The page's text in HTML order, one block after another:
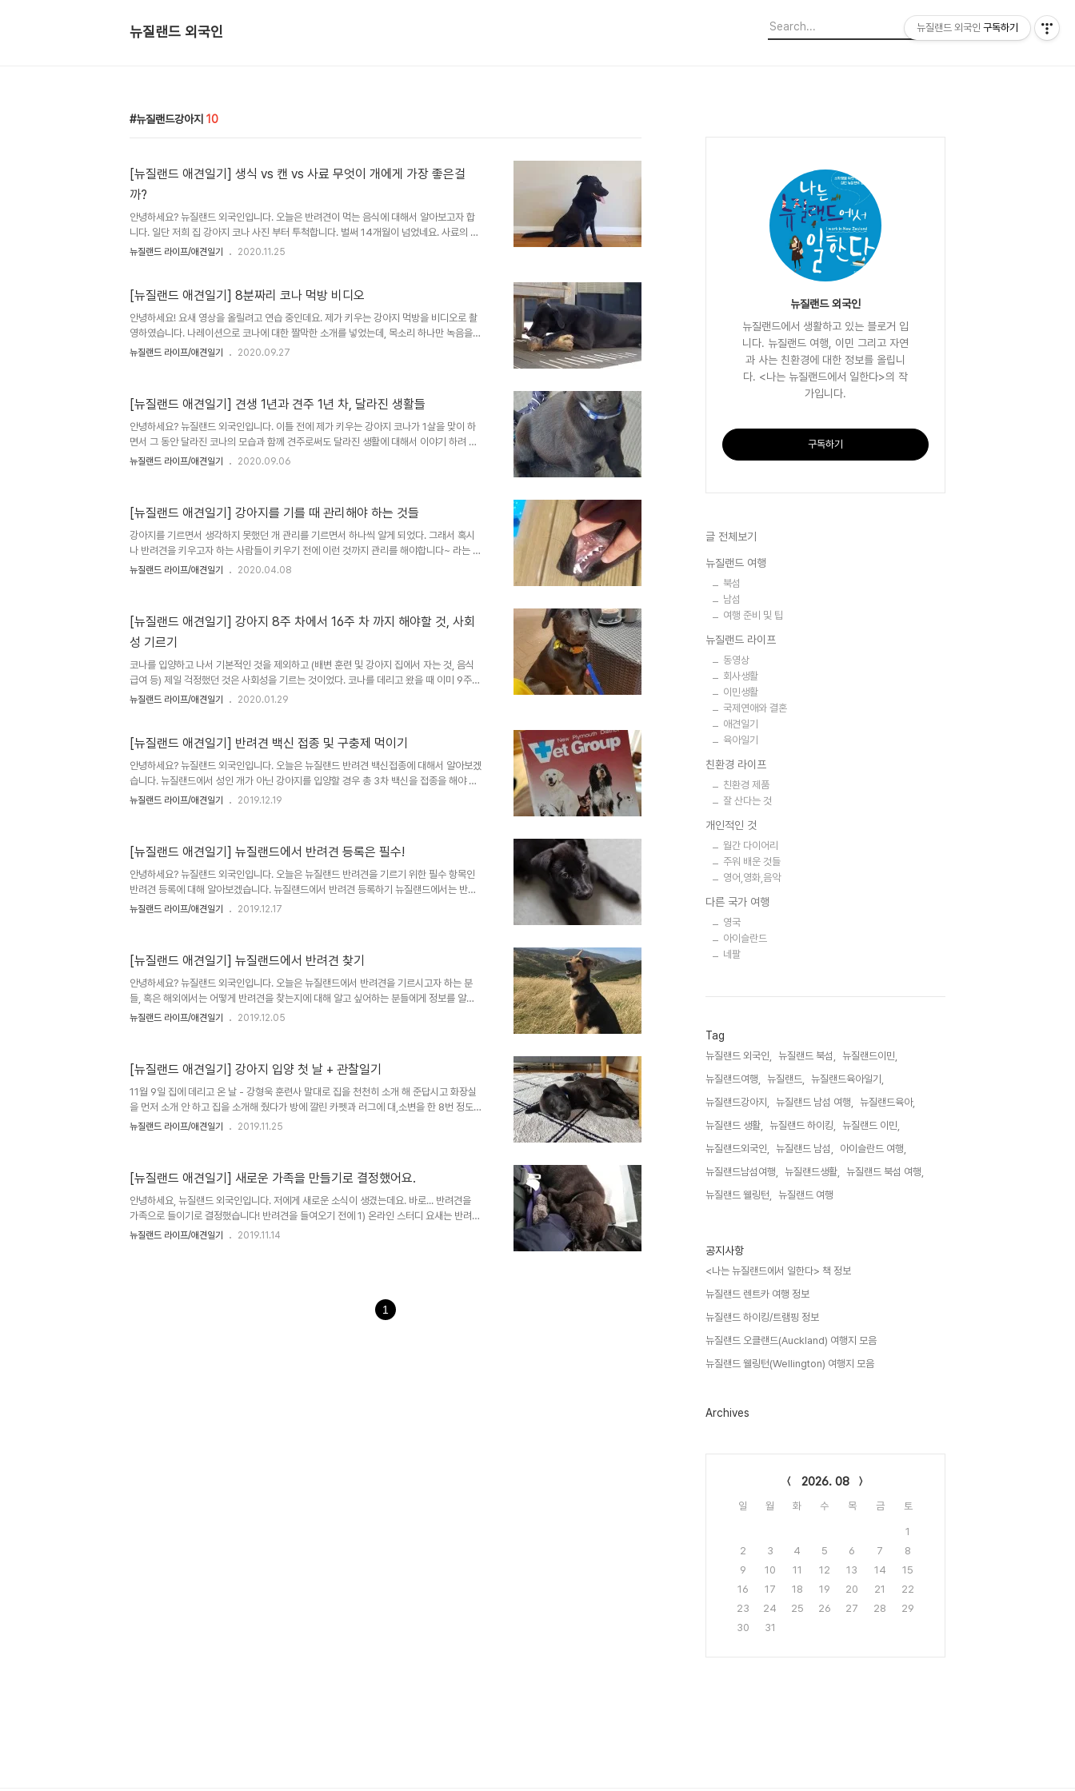
뉴질랜드 외국인
뉴질랜드강아지 10
[뉴질랜드 애견일기] 생식 vs 캔 vs 사료 무엇이 개에게 가장 좋은걸
까?
안녕하세요? 뉴질랜드 외국인입니다. 오늘은 반려견이 먹는 음식에 대해서 알아보고자 합
니다. 일단 저희 집 강아지 코나 사진 부터 투척합니다. 벌써 14개월이 넘었네요. 사료의 종
류 시중에서 구할 수 있는 개 사료 종류는 크게 3가지로 나뉘는 것 같습니다. 우리가 흔히
각의 장점과 단점을 비교하자면, Dry food(사료): 싸다, 구입하기 쉽다, 관리가 편하다, 영
를 잃는다, 탄수화물이 많이 포함되어 있어 위가 안 ..
뉴질랜드 라이프/애견일기 2020.11.25
[뉴질랜드 애견일기] 8분짜리 코나 먹방 비디오
안녕하세요! 요새 영상을 올릴려고 연습 중인데요. 제가 키우는 강아지 먹방을 비디오로 촬
영하였습니다. 나레이션으로 코나에 대한 짤막한 소개를 넣었는데, 목소리 하나만 녹음을
하는데 생각보다 시간이랑 연습이 많이 필요하네요! 그럼 재밌게 보셨길 바랍니다~ 뉴질랜
뉴질랜드 라이프/애견일기 2020.09.27
[뉴질랜드 애견일기] 견생 1년과 견주 1년 차, 달라진 생활들
안녕하세요? 뉴질랜드 외국인입니다. 이틀 전에 제가 키우는 강아지 코나가 1살을 맞이 하
면서 그 동안 달라진 코나의 모습과 함께 견주로써도 달라진 생활에 대해서 이야기 하려 합
니다. 견생 9주부터 1살까지 코나는 믹스견(종이 섞인 개)로 엄마는 화이트 셰퍼트 그리고
가거나 사람들을 만나는 것을 무서워 하는 것이었습니다. 사회성 부족이라기 보다는 같은
나이 또래의 강아지들은 엄청나게 활발해서 사람들에게 점프하거나 그러는데, 코나는 소파
밑에 ..
뉴질랜드 라이프/애견일기 2020.09.06
[뉴질랜드 애견일기] 강아지를 기를 때 관리해야 하는 것들
강아지를 기르면서 생각하지 못했던 개 관리를 기르면서 하나씩 알게 되었다. 그래서 혹시
나 반려견을 키우고자 하는 사람들이 키우기 전에 이런 것까지 관리를 해야합니다~ 라는 가
이드 차원에서 글을 몇가지 적고자 한다. 1 - 개도 자주 이를 닦아야 한다 개도 이빨을 닦아
하고 시작해야 한다. 강아지가 고집 부리면서 절대 안 닦으려고 하는데 끝까지 포기하면 안
된다. 2 - 발톱도 시기에 맞춰서 잘라줘야 한다. 강아지가 걸어다닐 때마다 바닥에 따각따
뉴질랜드 라이프/애견일기 2020.04.08
[뉴질랜드 애견일기] 강아지 8주 차에서 16주 차 까지 해야할 것, 사회
성 기르기
코나를 입양하고 나서 기본적인 것을 제외하고 (배변 훈련 및 강아지 집에서 자는 것, 음식
급여 등) 제일 걱정했던 것은 사회성을 기르는 것이었다. 코나를 데리고 왔을 때 이미 9주
차에 접어들고 있었는데, 9주 동안 엄마 개 밑에서 1차적인 지능 발달 등을 배웠지만 주인
것인가? 접종이 끝날 때까지 기다릴 것인가? 애견 샵 및 Vet(수의사) 등 관련 업종에 일하
가는 것을 가급적 지양하라고 제시한다. 접종 시기는 강아지 8주 때 1차 접..
뉴질랜드 라이프/애견일기 2020.01.29
[뉴질랜드 애견일기] 반려견 백신 접종 및 구충제 먹이기
안녕하세요? 뉴질랜드 외국인입니다. 오늘은 뉴질랜드 반려견 백신접종에 대해서 알아보겠
습니다. 뉴질랜드에서 성인 개가 아닌 강아지를 입양할 경우 총 3차 백신을 접종을 해야 합
니다. 1차 - 강아지가 8주 차에 접어들었을 때 2차 - 1차 접종 후 2주 뒤 (10주~12주 사이)
(Leptospirosis), 케넬 재채기(Kennel Cough)가 있습니다 (자세한 바이러스 정보는 아
래 더보기로 - 영어). 더보기 ParvoA ..
뉴질랜드 라이프/애견일기 2019.12.19
[뉴질랜드 애견일기] 뉴질랜드에서 반려견 등록은 필수!
안녕하세요? 뉴질랜드 외국인입니다. 오늘은 뉴질랜드 반려견을 기르기 위한 필수 항목인
반려견 등록에 대해 알아보겠습니다. 뉴질랜드에서 반려견 등록하기 뉴질랜드에서는 반려
견을 기르려면 반려견 등록은 필수이며, 해당 시(State)에 등록을 해야 합니다. 강아지의
를 하기 위해 사용됩니다. 웰링턴 시 내에서의 반려견 등록 웹사이트 -
https://wellington.govt.nz/services/consents-and-licence..
뉴질랜드 라이프/애견일기 2019.12.17
[뉴질랜드 애견일기] 뉴질랜드에서 반려견 찾기
안녕하세요? 뉴질랜드 외국인입니다. 오늘은 뉴질랜드에서 반려견을 기르시고자 하는 분
들, 혹은 해외에서는 어떻게 반려견을 찾는지에 대해 알고 싶어하는 분들에게 정보를 알려
드리고자 합니다. 뉴질랜드에서는 반려견을 어떻게 찾을까? 뉴질랜드에서 반려견을 찾는
가족이 분양하는 분양견 및 고양이 등을 찾을 수 있습니다. 동물보호센터인
SPCA(https://www.spca.nz/)에서도 반려견을 찾을 수 있습니다. 뉴질랜드에서도 사고
로 임..
뉴질랜드 라이프/애견일기 2019.12.05
[뉴질랜드 애견일기] 강아지 입양 첫 날 + 관찰일기
11월 9일 집에 데리고 온 날 - 강형욱 훈련사 말대로 집을 천천히 소개 해 준답시고 화장실
을 먼저 소개 안 하고 집을 소개해 줬다가 방에 깔린 카펫과 러그에 대,소변을 한 8번 정도
쭉 보셨다. 집에 들어오자 마자 여러 번 하실 줄이야... 뉴질랜드 방들은 대부분 카펫인데, 카
다. 일반 가정집에서 태어났으며, 형제는 우리집 강아지를 포함 10마리, 엄마 개는 9살 정
도. 첫 브리딩(Breeding)이라고. - 아빠가 블랙 래브라도 리..
뉴질랜드 라이프/애견일기 2019.11.25
[뉴질랜드 애견일기] 새로운 가족을 만들기로 결정했어요.
안녕하세요, 뉴질랜드 외국인입니다. 저에게 새로운 소식이 생겼는데요. 바로... 반려견을
가족으로 들이기로 결정했습니다! 반려견을 들여오기 전에 1) 온라인 스터디 요새는 반려견
에 대한 정보를 유튜브에서 많이 얻을 수 있는데요. 그 중에 훈련사 강형욱의 보듬TV와 보
의보듬TV 보듬훈련사 '강형욱의 보듬TV' 강형욱 훈련사님의 즐겁고 유익한 반려견 정보
뉴질랜드 라이프/애견일기 2019.11.14
1
뉴질랜드 외국인
뉴질랜드에서 생활하고 있는 블로거 입
니다. 뉴질랜드 여행, 이민 그리고 자연
과 사는 친환경에 대한 정보를 올립니
다. <나는 뉴질랜드에서 일한다>의 작
가입니다.
구독하기
글 전체보기
뉴질랜드 여행
북섬
남섬
여행 준비 및 팁
뉴질랜드 라이프
동영상
회사생활
이민생활
국제연애와 결혼
애견일기
육아일기
친환경 라이프
친환경 제품
잘 산다는 것
개인적인 것
월간 다이어리
주워 배운 것들
영어,영화,음악
다른 국가 여행
영국
아이슬란드
네팔
Tag
뉴질랜드 외국인, 뉴질랜드 북섬,
뉴질랜드이민,
뉴질랜드여행,
뉴질랜드,
뉴질랜드육아일기,
뉴질랜드강아지,
뉴질랜드 남섬 여행,
뉴질랜드육아,
뉴질랜드 생활,
뉴질랜드 하이킹,
뉴질랜드 이민,
뉴질랜드외국인,
뉴질랜드 남섬,
아이슬란드 여행,
뉴질랜드남섬여행,
뉴질랜드생활,
뉴질랜드 북섬 여행,
뉴질랜드 웰링턴,
뉴질랜드 여행,
공지사항
<나는 뉴질랜드에서 일한다> 책 정보
뉴질랜드 렌트카 여행 정보
뉴질랜드 하이킹/트램핑 정보
뉴질랜드 오클랜드(Auckland) 여행지 모음
뉴질랜드 웰링턴(Wellington) 여행지 모음
Archives
2026. 08
일 월 화 수 목 금 토
1
2
3 4 5 6 7
8
9
10 11 12 13 14
15
16
17 18 19 20 21
22
23
24 25 26 27 28
29
30
31
뉴질랜드 외국인 구독하기